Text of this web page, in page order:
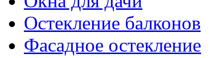
Остекление балконов
Фасадное остекление